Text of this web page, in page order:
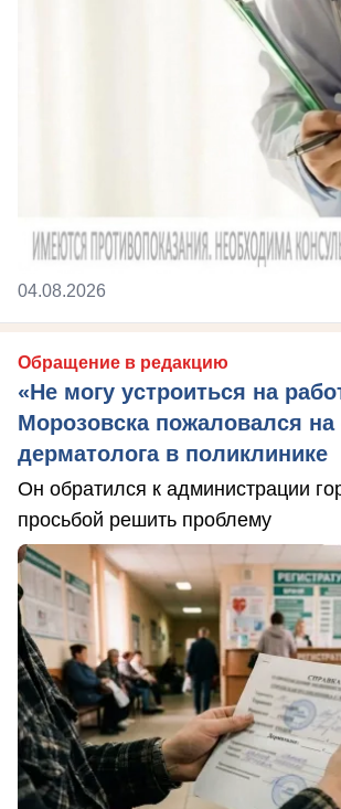
04.08.2026
Обращение в редакцию
«Не могу устроиться на
Морозовска пожаловался на
дерматолога в поликлинике
Он обратился к администрации
просьбой решить проблему